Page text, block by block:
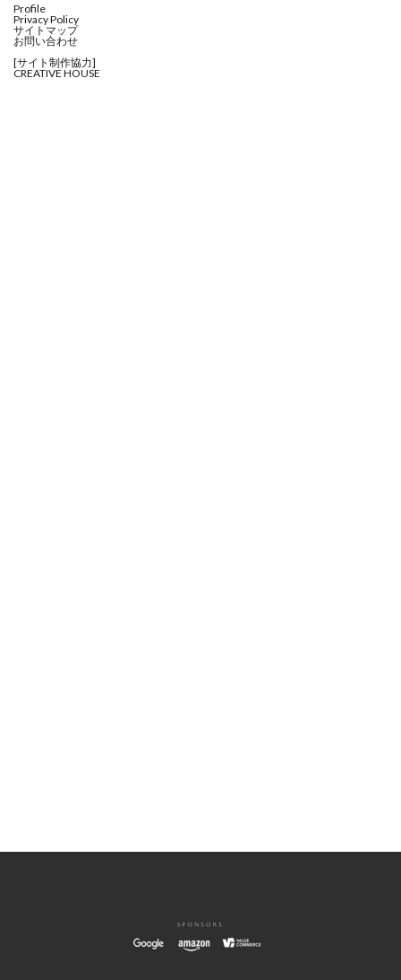
Profile
Privacy Policy
サイトマップ
お問い合わせ
[サイト制作協力]
CREATIVE HOUSE